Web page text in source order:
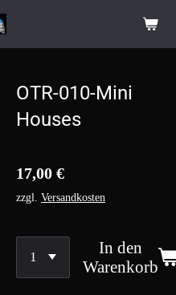
OTR-010-Mini
Houses
17,00 €
zzgl. Versandkosten
In den
Warenkorb